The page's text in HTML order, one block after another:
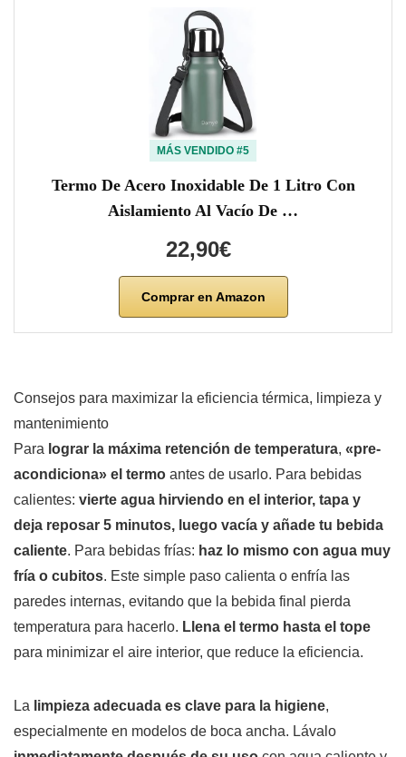
MÁS VENDIDO #5
Termo De Acero Inoxidable De 1 Litro Con
Aislamiento Al Vacío De …
22,90€
Comprar en Amazon
Consejos para maximizar la eficiencia térmica, limpieza y
mantenimiento
Para lograr la máxima retención de temperatura, «pre-
acondiciona» el termo antes de usarlo. Para bebidas
calientes: vierte agua hirviendo en el interior, tapa y
deja reposar 5 minutos, luego vacía y añade tu bebida
caliente. Para bebidas frías: haz lo mismo con agua muy
fría o cubitos. Este simple paso calienta o enfría las
paredes internas, evitando que la bebida final pierda
temperatura para hacerlo. Llena el termo hasta el tope
para minimizar el aire interior, que reduce la eficiencia.
La limpieza adecuada es clave para la higiene,
especialmente en modelos de boca ancha. Lávalo